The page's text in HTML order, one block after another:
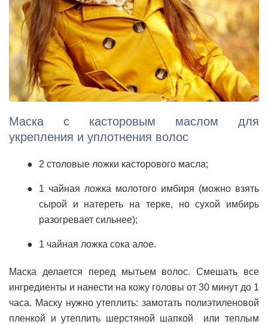
Маска с касторовым маслом для
укрепления и уплотнения волос
2 столовые ложки касторового масла;
1 чайная ложка молотого имбиря (можно взять
сырой и натереть на терке, но сухой имбирь
разогревает сильнее);
1 чайная ложка сока алое.
Маска делается перед мытьем волос. Смешать все
ингредиенты и нанести на кожу головы от 30 минут до 1
часа. Маску нужно утеплить: замотать полиэтиленовой
пленкой и утеплить шерстяной шапкой или теплым